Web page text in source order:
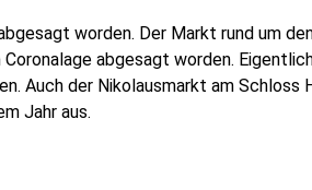
worden. Der Markt rund um
abgesagt worden.
Auch der Nikolausmarkt am Schloss
Jahr aus.